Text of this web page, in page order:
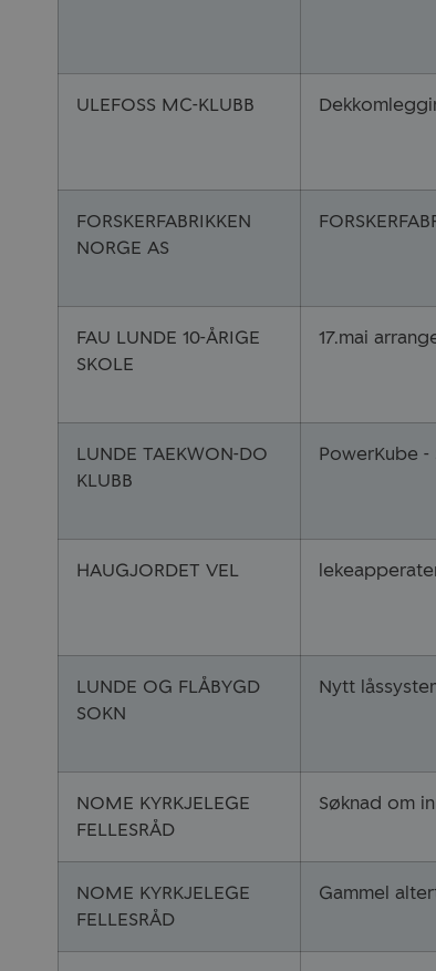
ULEFOSS MC-KLUBB
FORSKERFABRIKKEN
NORGE AS
FAU LUNDE 10-ÅRIGE
SKOLE
17.mai
LUNDE TAEKWON-DO
KLUBB
PowerKube
HAUGJORDET VEL
LUNDE OG FLÅBYGD
SOKN
Nytt
NOME KYRKJELEGE
FELLESRÅD
Søknad om
NOME KYRKJELEGE
FELLESRÅD
Gammel